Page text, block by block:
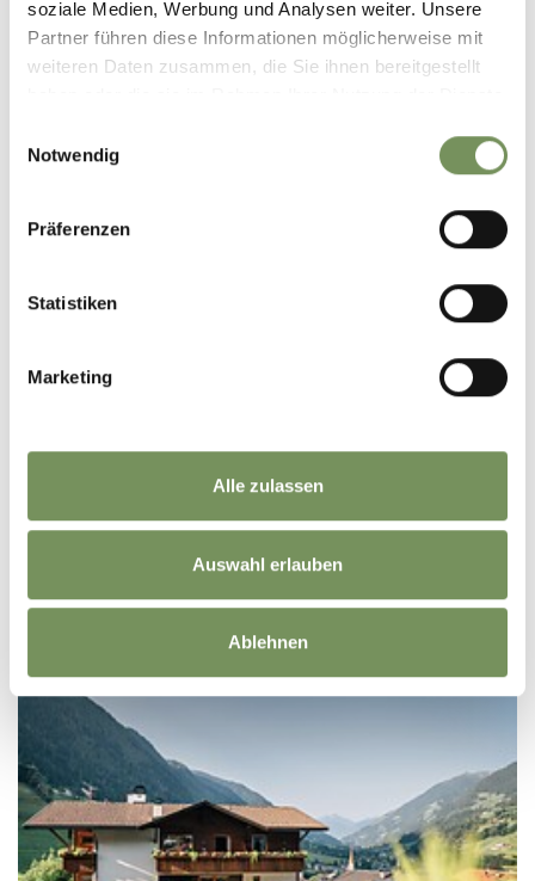
soziale Medien, Werbung und Analysen weiter. Unsere
Partner führen diese Informationen möglicherweise mit
weiteren Daten zusammen, die Sie ihnen bereitgestellt
Notwendig
Präferenzen
Statistiken
Marketing
Alle zulassen
Auswahl erlauben
Ablehnen
info@gasthof-breiteben.it
Tel.+39 0473 656249